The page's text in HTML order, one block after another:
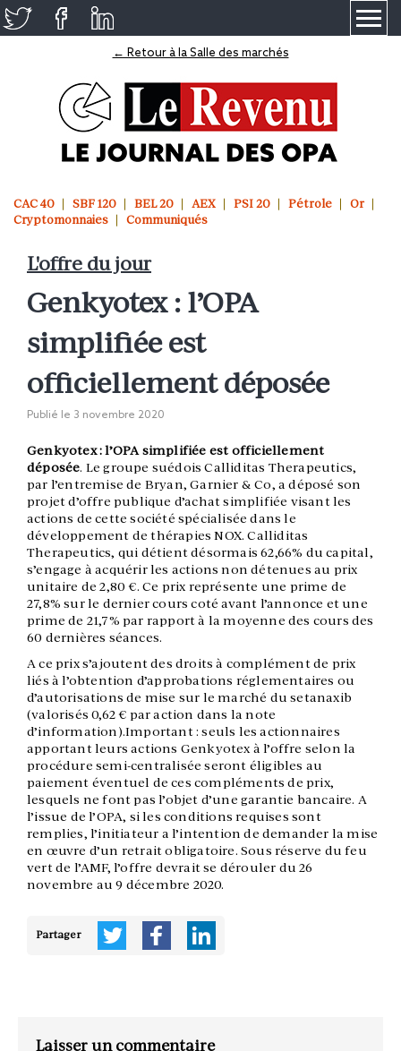
← Retour à la Salle des marchés
CAC 40 SBF 120 BEL 20 AEX PSI 20 Pétrole
Or
Cryptomonnaies
Communiqués
L'offre du jour
Genkyotex : l’OPA
simplifiée est
officiellement déposée
Publié le 3 novembre 2020
Genkyotex : l’OPA simplifiée est officiellement
déposée. Le groupe suédois Calliditas Therapeutics,
par l’entremise de Bryan, Garnier & Co, a déposé son
projet d’offre publique d’achat simplifiée visant les
actions de cette société spécialisée dans le
développement de thérapies NOX. Calliditas
Therapeutics, qui détient désormais 62,66% du capital,
s’engage à acquérir les actions non détenues au prix
unitaire de 2,80 €. Ce prix représente une prime de
27,8% sur le dernier cours coté avant l’annonce et une
prime de 21,7% par rapport à la moyenne des cours des
60 dernières séances.
A ce prix s’ajoutent des droits à complément de prix
liés à l’obtention d’approbations réglementaires ou
d’autorisations de mise sur le marché du setanaxib
(valorisés 0,62 € par action dans la note
d’information).Important : seuls les actionnaires
apportant leurs actions Genkyotex à l’offre selon la
procédure semi-centralisée seront éligibles au
paiement éventuel de ces compléments de prix,
lesquels ne font pas l’objet d’une garantie bancaire. A
l’issue de l’OPA, si les conditions requises sont
remplies, l’initiateur a l’intention de demander la mise
en œuvre d’un retrait obligatoire. Sous réserve du feu
vert de l’AMF, l’offre devrait se dérouler du 26
novembre au 9 décembre 2020.
Partager
Laisser un commentaire